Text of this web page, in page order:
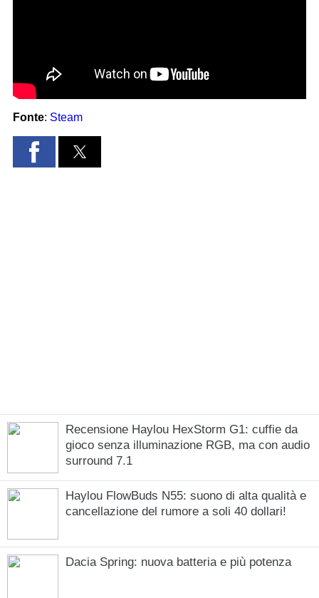
Recensione Haylou HexStorm G1: cuffie da
gioco senza illuminazione RGB, ma con audio
surround 7.1
Haylou FlowBuds N55: suono di alta qualità e
cancellazione del rumore a soli 40 dollari!
Dacia Spring: nuova batteria e più potenza